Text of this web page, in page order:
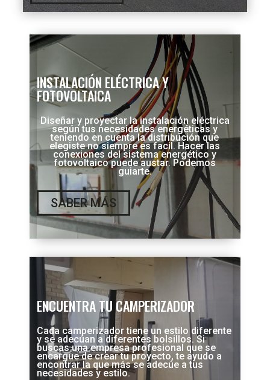
INSTALACIÓN ELÉCTRICA Y
FOTOVOLTAICA
Diseñar y proyectar la instalación eléctrica
según tus necesidades energéticas y
teniendo en cuenta la distribución que
elegiste no siempre es facil. Hacer las
conexiones del sistema energético y
fotovoltaico puede austar. Podemos
guiarte.
SABER MÁS
ENCUENTRA TU CAMPERIZADOR
Cada camperizador tiene un estilo diferente
y se adecúan a diferentes bolsillos. Si
buscas una empresa profesional que se
encargue de crear tu proyecto, te ayudo a
encontrar la que más se adecúe a tus
necesidades y estilo.